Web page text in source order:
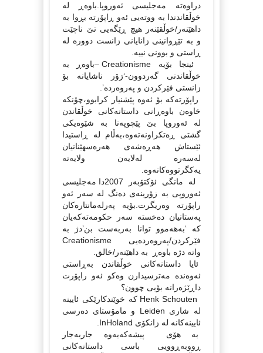
دراوه‌ته‌ مه‌جلیسی ئه‌وروپا.باوه‌ڕ له‌
خوڵقاندندا به‌ ووته‌یی ئه‌و ڕاپۆرته‌ بڕوا به‌
داهێنه‌ر/خوڵقێنه‌ر هیچ ڕێگه‌یی تێ ناچێت
و‌ به‌ تێڕوانینی زانایانی زانست دووره‌ له‌
ڕاستی و ‌بوونی نییه‌.
ئینجا بۆیه‌ Creationisme –باوه‌ڕ به‌‌
خوڵقاندنی گه‌ردوون-‘زۆر ناشایانه‌ بۆ
زانستی فێرکردن و په‌روه‌رده‌’.
راپۆرته‌که‌ بۆ ئه‌وه‌ پێشنیار کرابوو،چۆنکه‌
خاوه‌ن باوه‌ڕانی داستانه‌کانی خوڵقاندن
له‌ ئه‌وروپا بێ پێچوپه‌نا به‌ شێوه‌یکی
گشتی ڕه‌تکراونه‌ته‌وه‌،به‌ڵام له‌ ڕاستیدا
ئێستاش هه‌ڕه‌شه‌ی هه‌ره‌سهێنانیان
له‌سه‌ره‌ له‌لایه‌ن ولایه‌ته‌
یه‌کگرتووه‌کانه‌وه‌.
له‌ مانگی ئۆکتۆبه‌ر 2007دا مه‌جلیسی
ئه‌وروپی به‌ زۆرینه‌ی ده‌نگ له‌ سه‌ر ئه‌و
راپۆرته‌ وه‌ریگرت.بۆیه‌ په‌رله‌مانتاره‌کان
په‌ستانیان ده‌خسته‌ سه‌ر حکومه‌ته‌که‌یان
که‌ ‘به‌هه‌موو توانا به‌ربه‌ست بن’دژ به‌
فێرکردن/په‌روه‌رده‌یی Creationisme
واته‌ دژه‌‌ باوه‌ڕ به‌ داهێنه‌ر/خالق.
ئایا داستانه‌کانی خوڵقاندن به‌ڕاستی
ئه‌وه‌نده‌ مه‌ترسیدارن وه‌کو ئه‌و راپۆرت
داڕێژه‌رانه‌‌ بۆیی چوون؟
Henk Schouten که‌ خوێندکارێکی ئایینه‌
له‌ شاری Leiden و مامۆستای‌‌ ده‌رسی
ئایینه‌کانه‌ له‌ زانکۆی InHoland.
به‌ هۆی پیشه‌که‌یه‌وه‌ جاربه‌جار
ڕووبه‌ڕوویی باسی داستانه‌کانی